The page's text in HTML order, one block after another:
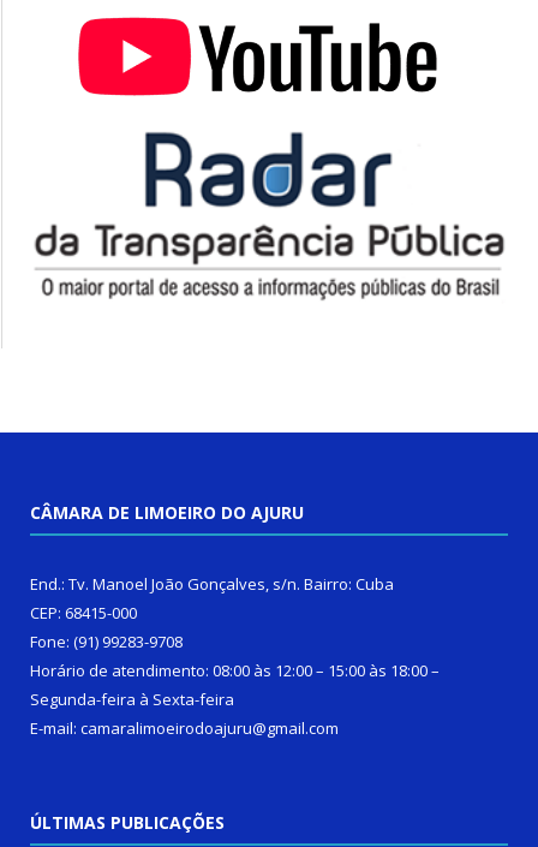
CÂMARA DE LIMOEIRO DO AJURU
End.: Tv. Manoel João Gonçalves, s/n. Bairro: Cuba
CEP: 68415-000
Fone: (91) 99283-9708
Horário de atendimento: 08:00 às 12:00 – 15:00 às 18:00 –
Segunda-feira à Sexta-feira
E-mail: camaralimoeirodoajuru@gmail.com
ÚLTIMAS PUBLICAÇÕES